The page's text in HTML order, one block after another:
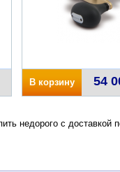
В корзину 54
недорого с